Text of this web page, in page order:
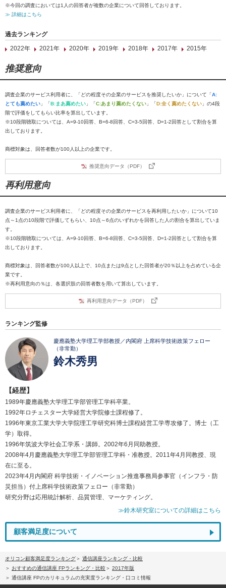
※今回の調査においては1人の回答者が複数の企業について回答しております。
≫ 詳細はこちら
過去ランキング
2022年
2021年 2020年 2019年 2018年 2017年 2015年
推奨意向
調査企業のサービス利用者に、「どの程度その企業のサービスを推奨したいか」について「A:
とても薦めたい 」「B:まあ薦めたい 」「C:あまり薦めたくない 」「D:全く薦めたくない 」の4段
階で評価をしてもらい比率を算出しています。
※10段階聴取については、A=9-10回答、B=6-8回答、C=3-5回答、D=1-2回答として割合を算
出しております。
商標対象は、回答者数が100人以上の企業です。
推奨意向データ（PDF）
再利用意向
調査企業のサービス利用者に、「どの程度その企業のサービスを再利用したいか」について10
点～1点の10段階で評価してもらい、10点～6点のいずれかを回答した人の割合を算出していま
す。
※10段階聴取については、A=9-10回答、B=6-8回答、C=3-5回答、D=1-2回答として割合を算
出しております。
商標対象は、回答者数が100人以上で、10点または9点とした回答者が20％以上を占めている企
業です。
※再利用意向の％は、各選択肢の回答者数を用いて算出しています。
再利用意向データ（PDF）
ランキング監修
慶應義塾大学理工学部教授／内閣府 上席科学技術政策フェロー
（非常勤）
鈴木秀男
【経歴】
1989年慶應義塾大学理工学部管理工学科卒業。
1992年ロチェスター大学経営大学院修士課程修了。
1996年東京工業大学大学院理工学研究科博士課程経営工学専攻修了。博士（工
学）取得。
1996年筑波大学社会工学系・講師。2002年6月同助教授。
2008年4月慶應義塾大学理工学部管理工学科・准教授。2011年4月同教授、現
在に至る。
2023年4月内閣府 科学技術・イノベーション推進事務局参事官（インフラ・防
災担当）付上席科学技術政策フェロー（非常勤）
研究分野は応用統計解析、品質管理、マーケティング。
≫鈴木研究室についての詳細はこちら
顧客満足度について
オリコン顧客満足度ランキング
通信講座ランキング・比較
おすすめの通信講座 FPランキング・比較
2017年版
通信講座 FPのカリキュラムの充実度ランキング・口コミ情報